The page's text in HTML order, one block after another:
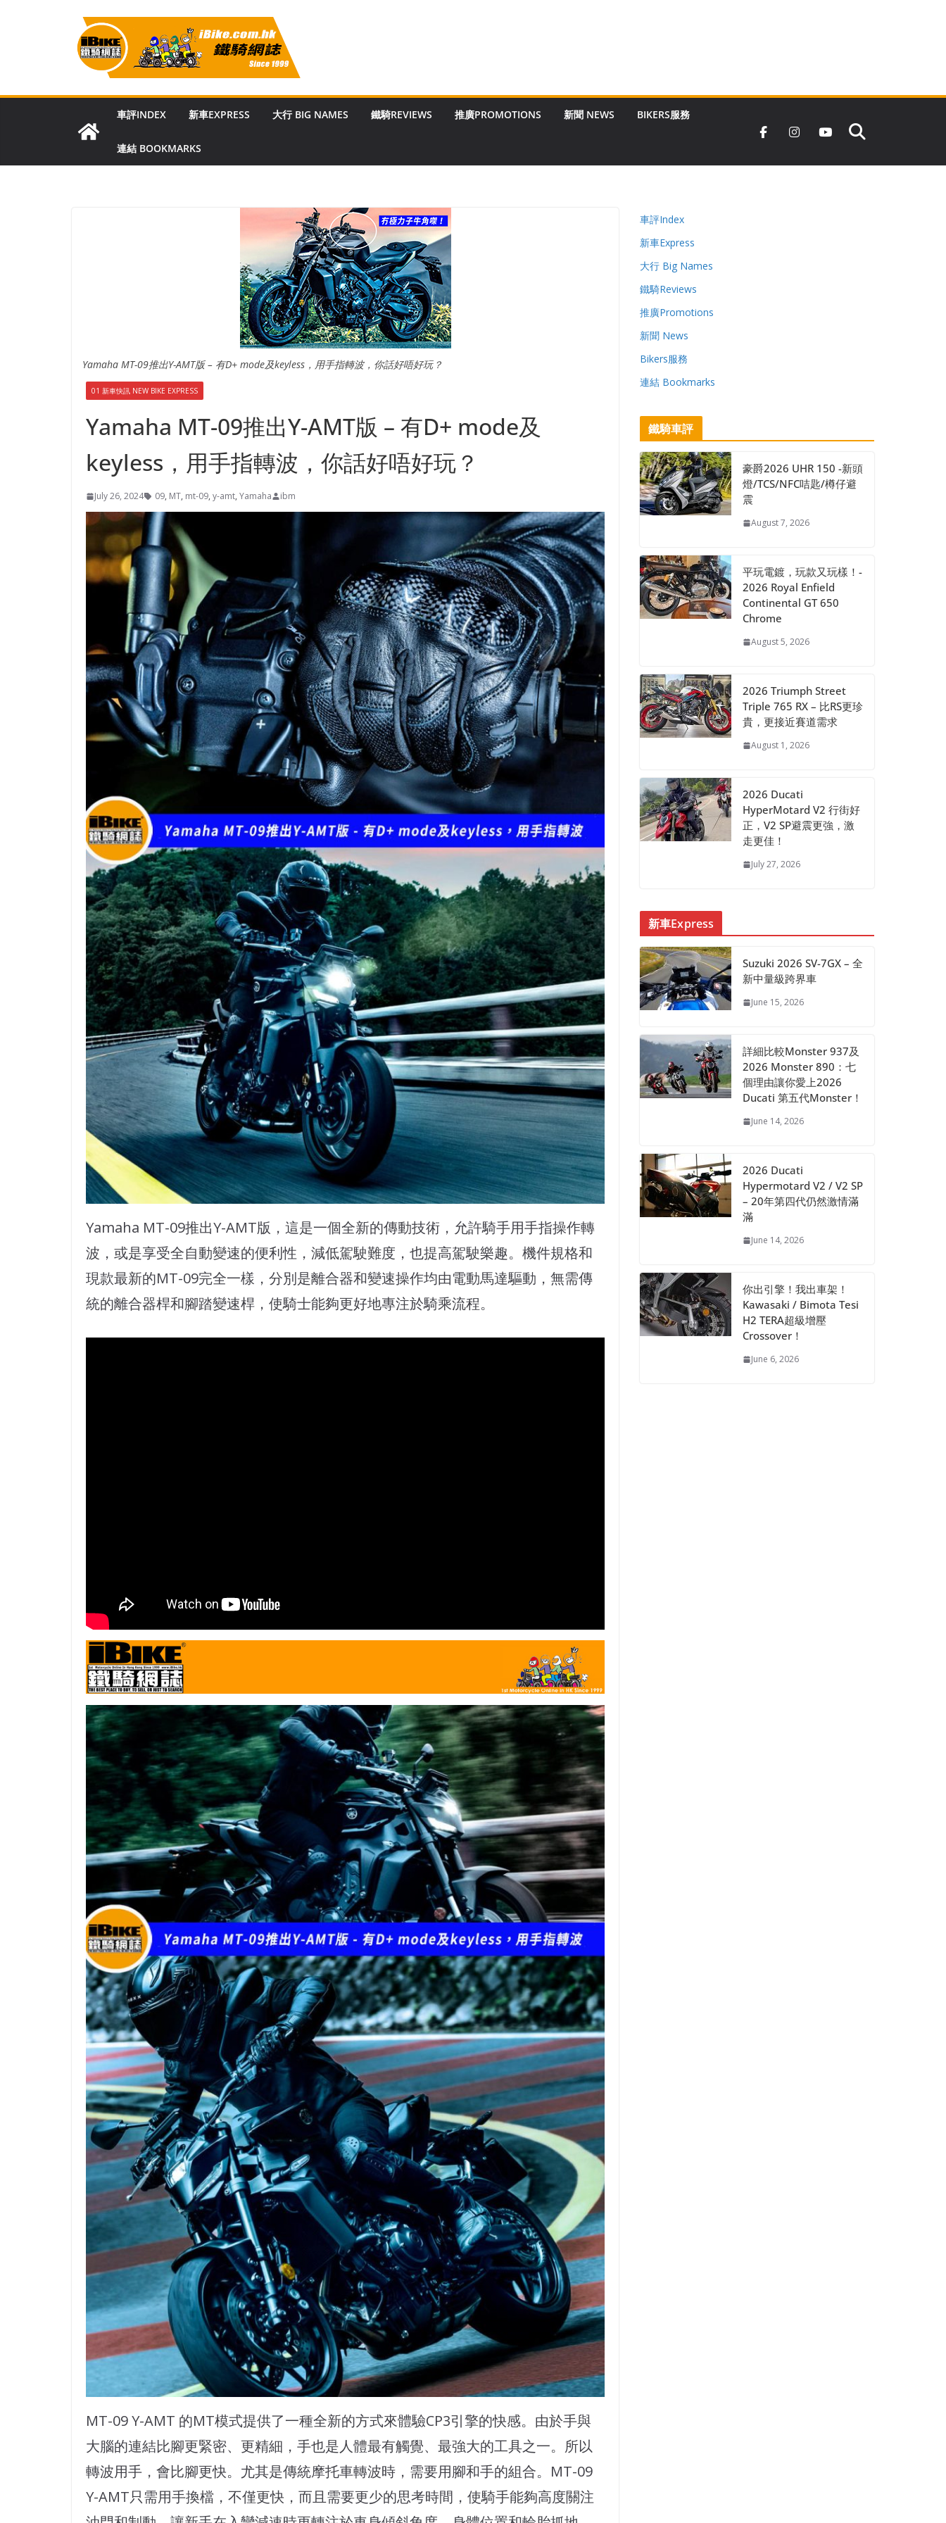
車評INDEX 新車EXPRESS 大行 BIG NAMES 鐵騎REVIEWS 推廣PROMOTIONS 新聞 NEWS BIKERS服務
連結 BOOKMARKS
Yamaha MT-09推出Y-AMT版 – 有D+ mode及keyless，用手指轉波，你話好唔好玩？
01 新車快訊 NEW BIKE EXPRESS
Yamaha MT-09推出Y-AMT版 – 有D+ mode及
keyless，用手指轉波，你話好唔好玩？
July 26, 2024 09, MT, mt-09, y-amt, Yamaha ibm
Yamaha MT-09推出Y-AMT版，這是一個全新的傳動技術，允許騎手用手指操作轉
波，或是享受全自動變速的便利性，減低駕駛難度，也提高駕駛樂趣。機件規格和
現款最新的MT-09完全一樣，分別是離合器和變速操作均由電動馬達驅動，無需傳
統的離合器桿和腳踏變速桿，使騎士能夠更好地專注於騎乘流程。
MT-09 Y-AMT 的MT模式提供了一種全新的方式來體驗CP3引擎的快感。由於手與
大腦的連結比腳更緊密、更精細，手也是人體最有觸覺、最強大的工具之一。所以
轉波用手，會比腳更快。尤其是傳統摩托車轉波時，需要用腳和手的組合。MT-09
Y-AMT只需用手換檔，不僅更快，而且需要更少的思考時間，使騎手能夠高度關注
車評Index
新車Express
大行 Big Names
鐵騎Reviews
推廣Promotions
新聞 News
Bikers服務
連結 Bookmarks
鐵騎車評
豪爵2026 UHR 150 -新頭
燈/TCS/NFC咭匙/樽仔避
震
August 7, 2026
平玩電鍍，玩款又玩樣！-
2026 Royal Enfield
Continental GT 650
Chrome
August 5, 2026
2026 Triumph Street
Triple 765 RX – 比RS更珍
貴，更接近賽道需求
August 1, 2026
2026 Ducati
HyperMotard V2 行街好
正，V2 SP避震更強，激
走更佳！
July 27, 2026
新車Express
Suzuki 2026 SV-7GX – 全
新中量級跨界車
June 15, 2026
詳細比較Monster 937及
2026 Monster 890：七
個理由讓你愛上2026
Ducati 第五代Monster！
June 14, 2026
2026 Ducati
Hypermotard V2 / V2 SP
– 20年第四代仍然激情滿
滿
June 14, 2026
你出引擎！我出車架！
Kawasaki / Bimota Tesi
H2 TERA超級增壓
Crossover！
June 6, 2026